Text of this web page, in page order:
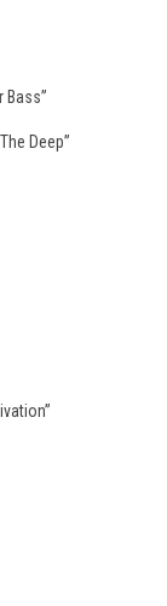
Bass”
Deep”